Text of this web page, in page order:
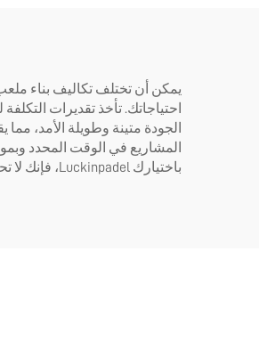
احتياجاتك. تأخذ تقديرات
الجودة متينة وطويلة الأمد،
المشاريع في الوقت المحدد
باختيارك Luckinpadel، فإنك لا تحصل فقط على ملعب بادل عالي الجودة، بل تحصل أيضًا على راحة البال التي تأتي مع العلم بأنك قمت باستثمار ذكي واقتصادي في منشأتك الرياضية.